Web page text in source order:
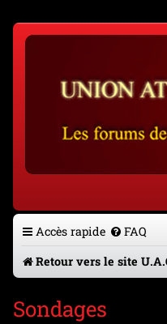
Accès rapide FAQ
Retour vers le site
Sondages